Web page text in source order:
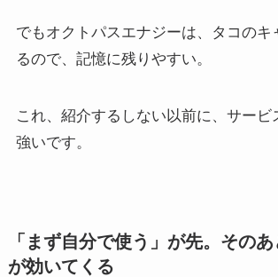
でもオクトパスエナジーは、タコのキ
るので、記憶に残りやすい。
これ、紹介するしない以前に、サービ
強いです。
「まず自分で使う」が先。その
が効いてくる